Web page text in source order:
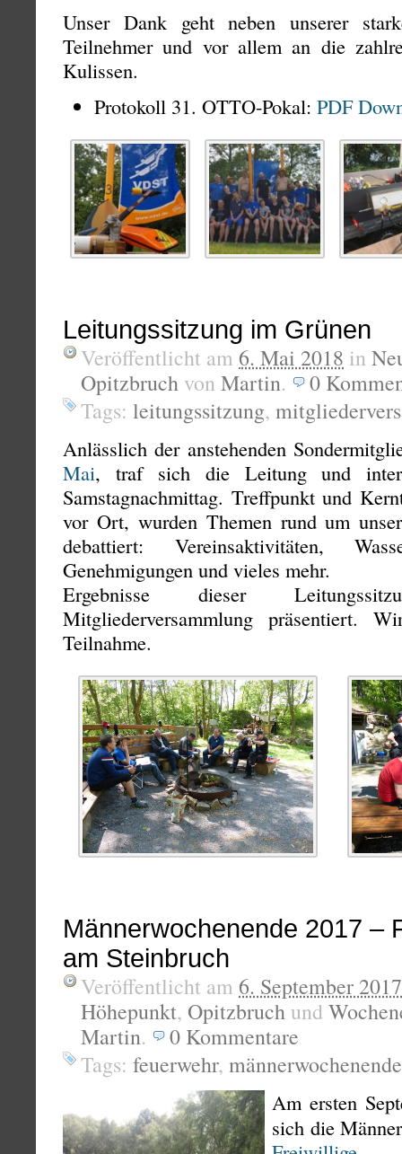
Unser Dank geht neben unserer
Teilnehmer und vor allem an die
Kulissen.
Protokoll 31. OTTO-Pokal: PDF
Leitungssitzung im Grünen
Veröffentlicht am 6. Mai 2018 in
Opitzbruch von Martin. 0
Tags: leitungssitzung,
Anlässlich der anstehenden
Mai, traf sich die Leitung und
Samstagnachmittag. Treffpunkt und
vor Ort, wurden Themen rund um
debattiert: Vereinsaktivitäten,
Genehmigungen und vieles mehr.
Ergebnisse dieser
Mitgliederversammlung präsentiert.
Teilnahme.
Männerwochenende 2017 –
am Steinbruch
Veröffentlicht am 6. September 2017
Höhepunkt, Opitzbruch und
Martin. 0 Kommentare
Tags: feuerwehr, männerwochenende
Am ersten
sich die